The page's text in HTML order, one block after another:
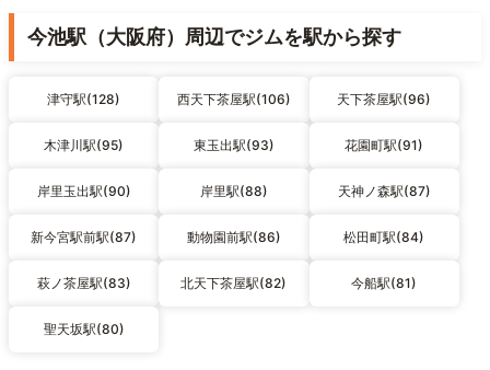
今池駅（大阪府）周辺でジムを駅から探す
津守駅(128) 西天下茶屋駅(106) 天下茶屋駅(96)
木津川駅(95) 東玉出駅(93) 花園町駅(91)
岸里玉出駅(90) 岸里駅(88) 天神ノ森駅(87)
新今宮駅前駅(87) 動物園前駅(86) 松田町駅(84)
萩ノ茶屋駅(83) 北天下茶屋駅(82) 今船駅(81)
聖天坂駅(80)